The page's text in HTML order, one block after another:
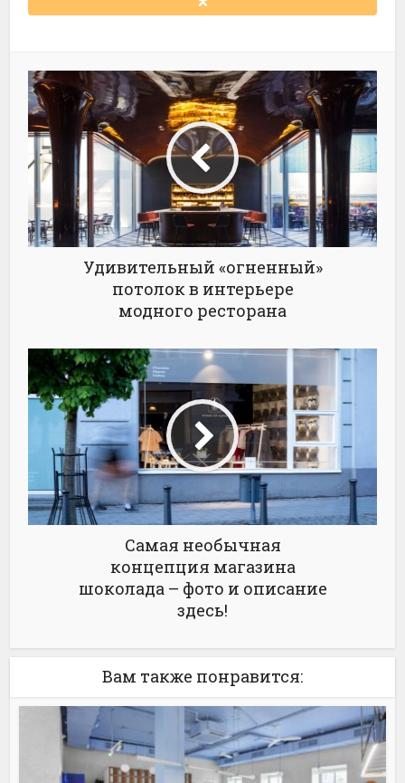
Удивительный «огненный»
потолок в интерьере
модного ресторана
Самая необычная
концепция магазина
шоколада – фото и описание
здесь!
Вам также понравится: